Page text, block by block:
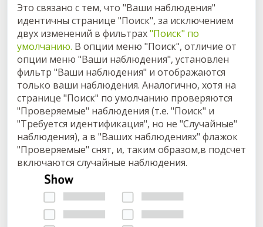
Это связано с тем, что "Ваши наблюдения"
идентичны странице "Поиск", за исключением
двух изменений в фильтрах"Поиск" по
умолчанию. В опции меню "Поиск", отличие от
опции меню "Ваши наблюдения", установлен
фильтр "Ваши наблюдения" и отображаются
только ваши наблюдения. Аналогично, хотя на
странице "Поиск" по умолчанию проверяются
"Проверяемые" наблюдения (т.е. "Поиск" и
"Требуется идентификация", но не "Случайные"
наблюдения), а в "Ваших наблюдениях" флажок
"Проверяемые" снят, и, таким образом,в подсчет
включаются случайные наблюдения.